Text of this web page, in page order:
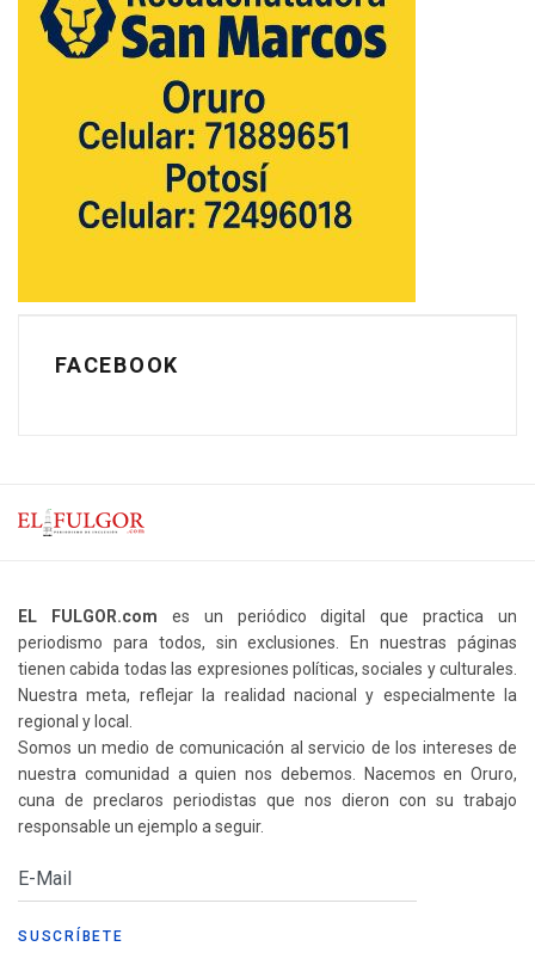
FACEBOOK
EL FULGOR.com es un periódico digital que practica un
periodismo para todos, sin exclusiones. En nuestras páginas
tienen cabida todas las expresiones políticas, sociales y culturales.
Nuestra meta, reflejar la realidad nacional y especialmente la
regional y local.
Somos un medio de comunicación al servicio de los intereses de
nuestra comunidad a quien nos debemos. Nacemos en Oruro,
cuna de preclaros periodistas que nos dieron con su trabajo
responsable un ejemplo a seguir.